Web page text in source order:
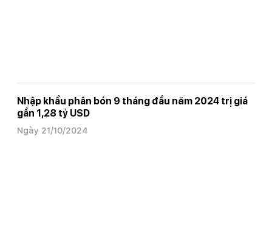
Nhập khẩu phân bón 9 tháng đầu năm 2024 trị giá
gần 1,28 tỷ USD
Ngày 21/10/2024